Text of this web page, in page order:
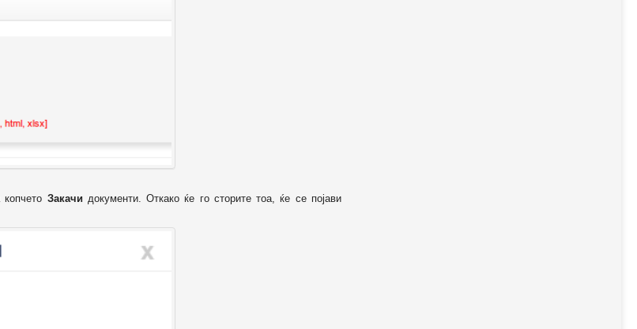
Закачи документи. Откако ќе го сторите тоа, ќе се појави